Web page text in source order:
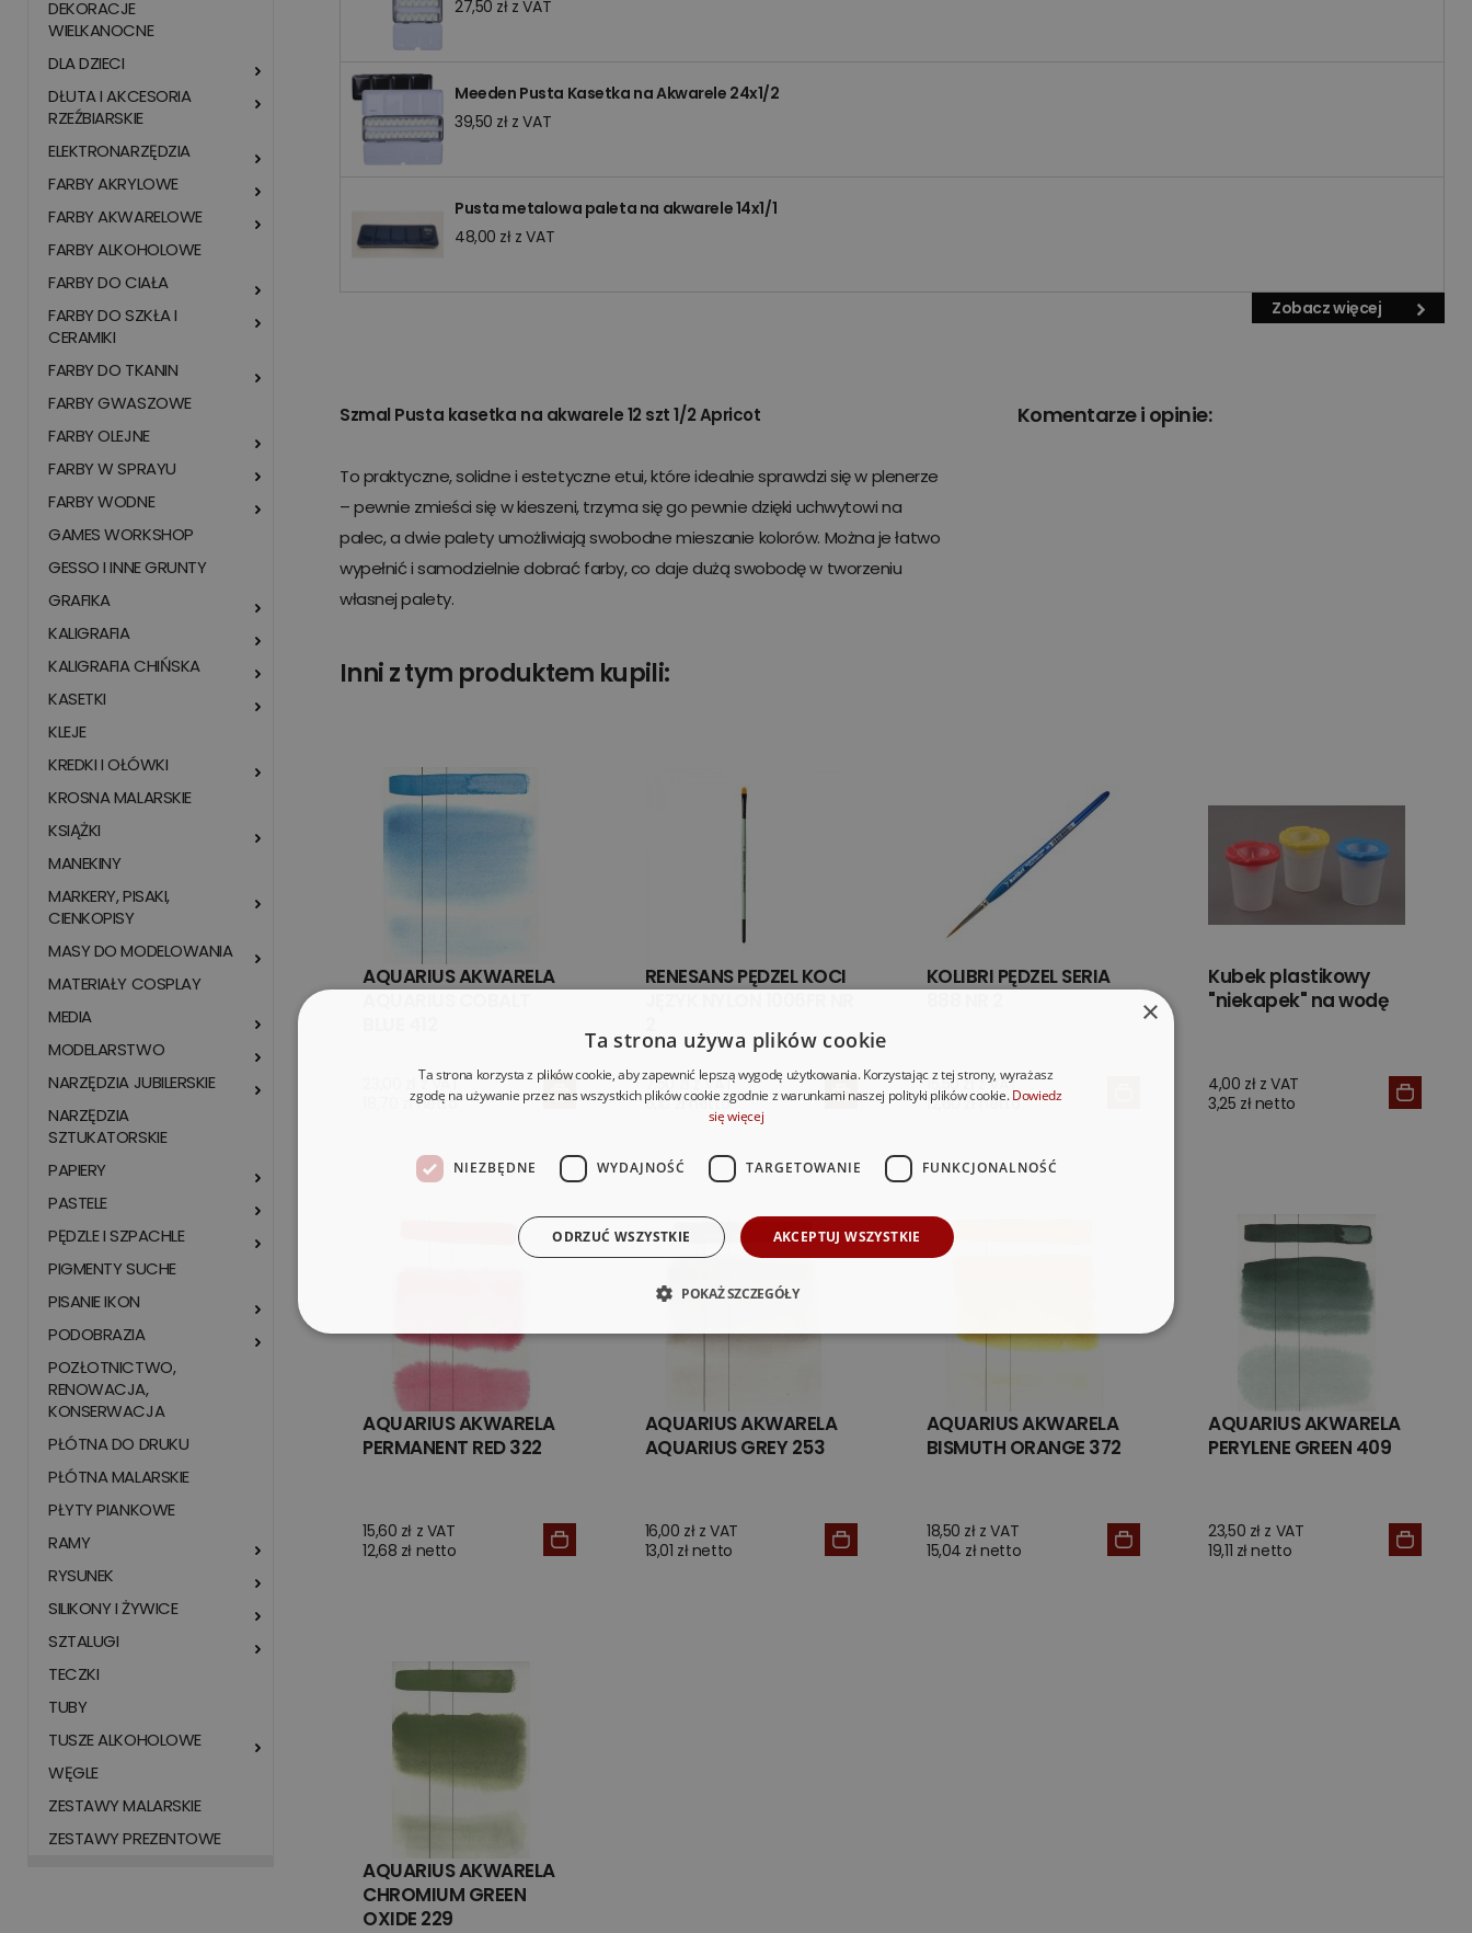
DEKORACJE
WIELKANOCNE
DLA DZIECI
DŁUTA I AKCESORIA
RZEŹBIARSKIE
ELEKTRONARZĘDZIA
FARBY AKRYLOWE
FARBY AKWARELOWE
FARBY ALKOHOLOWE
FARBY DO CIAŁA
FARBY DO SZKŁA I
CERAMIKI
FARBY DO TKANIN
FARBY GWASZOWE
FARBY OLEJNE
FARBY W SPRAYU
FARBY WODNE
GAMES WORKSHOP
GESSO I INNE GRUNTY
GRAFIKA
KALIGRAFIA
KALIGRAFIA CHIŃSKA
KASETKI
KLEJE
KREDKI I OŁÓWKI
KROSNA MALARSKIE
KSIĄŻKI
MANEKINY
MARKERY, PISAKI,
CIENKOPISY
MASY DO MODELOWANIA
MATERIAŁY COSPLAY
MEDIA
MODELARSTWO
NARZĘDZIA JUBILERSKIE
NARZĘDZIA
SZTUKATORSKIE
PAPIERY
PASTELE
PĘDZLE I SZPACHLE
PIGMENTY SUCHE
PISANIE IKON
PODOBRAZIA
POZŁOTNICTWO,
RENOWACJA,
KONSERWACJA
PŁÓTNA DO DRUKU
PŁÓTNA MALARSKIE
PŁYTY PIANKOWE
RAMY
RYSUNEK
SILIKONY I ŻYWICE
SZTALUGI
TECZKI
TUBY
TUSZE ALKOHOLOWE
WĘGLE
ZESTAWY MALARSKIE
ZESTAWY PREZENTOWE
27,50 zł z VAT
Meeden Pusta Kasetka na Akwarele 24x1/2
39,50 zł z VAT
Pusta metalowa paleta na akwarele 14x1/1
48,00 zł z VAT
Zobacz więcej
Szmal Pusta kasetka na akwarele 12 szt 1/2 Apricot
To praktyczne, solidne i estetyczne etui, które idealnie sprawdzi się w plenerze
– pewnie zmieści się w kieszeni, trzyma się go pewnie dzięki uchwytowi na
palec, a dwie palety umożliwiają swobodne mieszanie kolorów. Można je łatwo
wypełnić i samodzielnie dobrać farby, co daje dużą swobodę w tworzeniu
własnej palety.
Komentarze i opinie:
Inni z tym produktem kupili:
AQUARIUS AKWARELA
23,00 zł z VAT
18,70 zł netto
RENESANS PĘDZEL KOCI
7,50 zł z VAT
6,10 zł netto
KOLIBRI PĘDZEL SERIA
15,50 zł z VAT
12,60 zł netto
Kubek plastikowy
"niekapek" na wodę
4,00 zł z VAT
3,25 zł netto
AQUARIUS AKWARELA
PERMANENT RED 322
15,60 zł z VAT
12,68 zł netto
AQUARIUS AKWARELA
AQUARIUS GREY 253
16,00 zł z VAT
13,01 zł netto
AQUARIUS AKWARELA
BISMUTH ORANGE 372
18,50 zł z VAT
15,04 zł netto
AQUARIUS AKWARELA
PERYLENE GREEN 409
23,50 zł z VAT
19,11 zł netto
AQUARIUS AKWARELA
CHROMIUM GREEN
OXIDE 229
×
Ta strona używa plików cookie
Ta strona korzysta z plików cookie, aby zapewnić lepszą wygodę użytkowania. Korzystając z tej strony, wyrażasz
zgodę na używanie przez nas wszystkich plików cookie zgodnie z warunkami naszej polityki plików cookie.Dowiedz
się więcej
NIEZBĘDNE WYDAJNOŚĆ TARGETOWANIE FUNKCJONALNOŚĆ
AKCEPTUJ WSZYSTKIE
ODRZUĆ WSZYSTKIE
POKAŻ SZCZEGÓŁY